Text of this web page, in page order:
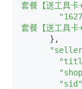
套餐【送工具卡
套餐【送工具卡
"sid"